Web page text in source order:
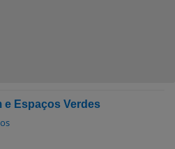
e Espaços Verdes